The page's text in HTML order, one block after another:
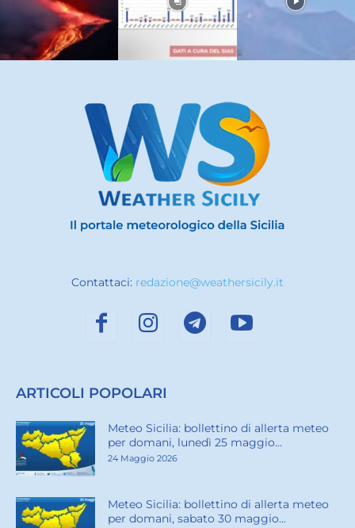
Contattaci: redazione@weathersicily.it
ARTICOLI POPOLARI
Meteo Sicilia: bollettino di allerta meteo
per domani, lunedì 25 maggio...
24 Maggio 2026
Meteo Sicilia: bollettino di allerta meteo
per domani, sabato 30 maggio...